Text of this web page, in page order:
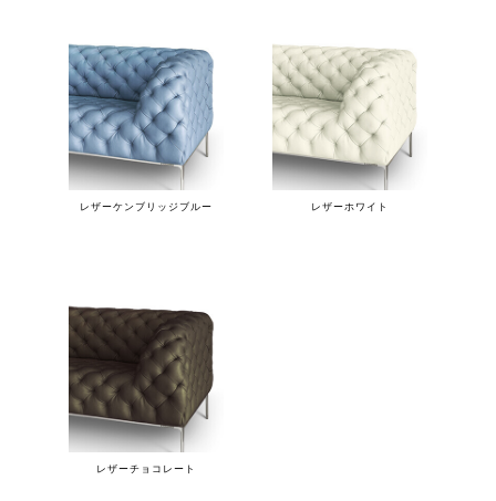
レザーケンブリッジブルー レザーホワイト
レザーチョコレート